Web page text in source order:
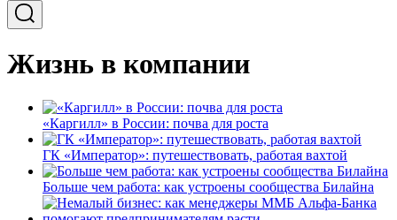
Жизнь в компании
«Каргилл» в России: почва для роста
ГК «Император»: путешествовать, работая вахтой
Больше чем работа: как устроены сообщества Билайна